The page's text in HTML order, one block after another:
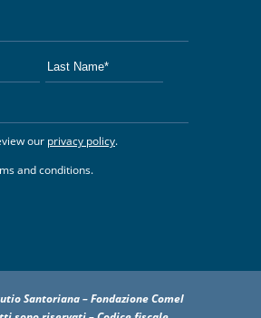
our privacy policy.
and conditions.
Santoriana – Fondazione Comel